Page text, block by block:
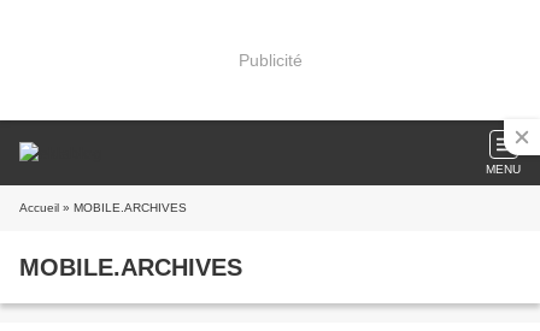
Publicité
MENU
Accueil » MOBILE.ARCHIVES
MOBILE.ARCHIVES